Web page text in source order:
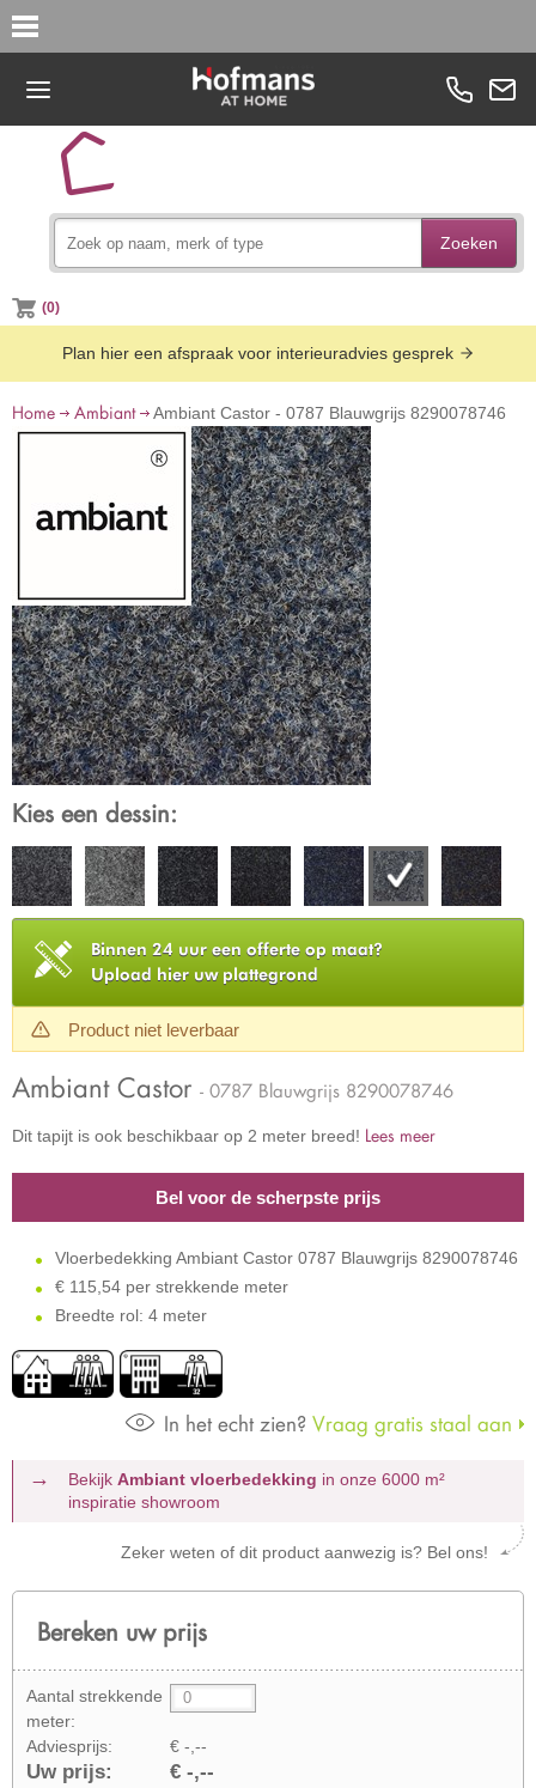
Zoeken
(0)
Plan hier een afspraak voor interieuradvies gesprek
Home Ambiant Ambiant Castor - 0787 Blauwgrijs 8290078746
Kies een dessin:
Binnen 24 uur een offerte op maat?
Upload hier uw plattegrond
Product niet leverbaar
Ambiant Castor - 0787 Blauwgrijs 8290078746
Dit tapijt is ook beschikbaar op 2 meter breed! Lees meer
Bel voor de scherpste prijs
Vloerbedekking Ambiant Castor 0787 Blauwgrijs 8290078746
€ 115,54 per strekkende meter
Breedte rol: 4 meter
In het echt zien? Vraag gratis staal aan
Bekijk Ambiant vloerbedekking in onze 6000 m²
inspiratie showroom
Zeker weten of dit product aanwezig is? Bel ons!
Bereken uw prijs
Aantal strekkende
meter:
Adviesprijs:
€ -,--
Uw prijs: € -,--